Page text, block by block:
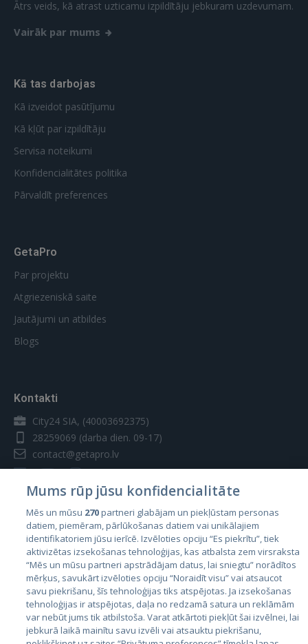
REĢISTRĀCIJA
Ātrs veids, kā atrast uzticamu izpildītāju jebkuram uzdevumam.
Vairāk par mums
Kā tas darbojas
Kā izveidot pasūtījumu
Kā kļūt par izpildītāju
Servisa noteikumi
Konfidencialitātes politika
Pārvaldīt preferences
GetaPro
Par projektu
Atgriezeniskā saite
Jautājumi un atbildes
Blogs
Kontakti
City24 SIA, (40003692375)
28259069 (darba dien. 09-17)
contact@getapro.lv
Valstis
Igaunija
Latvija
Lietuva
Mums rūp jūsu konfidencialitāte
Mēs un mūsu 270partneri glabājam un piekļūstam personas
datiem, piemēram, pārlūkošanas datiem vai unikālajiem
identifikatoriem jūsu ierīcē. Izvēloties opciju “Es piekrītu”, tiek
aktivizētas izsekošanas tehnoloģijas, kas atbalsta zem virsraksta
“Mēs un mūsu partneri apstrādājam datus, lai sniegtu” norādītos
mērķus, savukārt izvēloties opciju “Noraidīt visu” vai atsaucot
savu piekrišanu, šīs tehnoloģijas tiks atspējotas. Ja izsekošanas
tehnoloģijas ir atspējotas, daļa no redzamā satura un reklāmām
var nebūt jums tik atbilstoša. Varat atkārtoti piekļūt šai izvēlnei, lai
jebkurā laikā mainītu savu izvēli vai atsauktu piekrišanu,